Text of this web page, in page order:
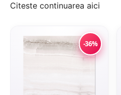
Citeste continuarea aici
-36%